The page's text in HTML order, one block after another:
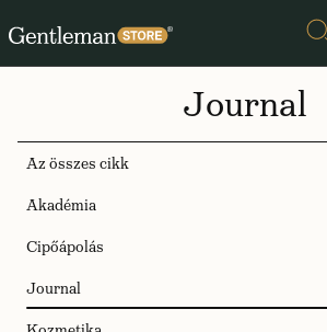
Journal
Az összes cikk
Akadémia
Cipőápolás
Journal